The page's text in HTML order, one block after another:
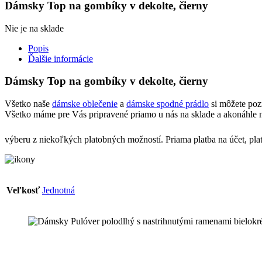
Dámsky Top na gombíky v dekolte, čierny
Nie je na sklade
Popis
Ďalšie informácie
Dámsky Top na gombíky v dekolte, čierny
Všetko naše dámske oblečenie a dámske spodné prádlo si môžete
Všetko máme pre Vás pripravené priamo u nás na sklade a
výberu z niekoľkých platobných možností. Priama platba na účet,
Veľkosť Jednotná